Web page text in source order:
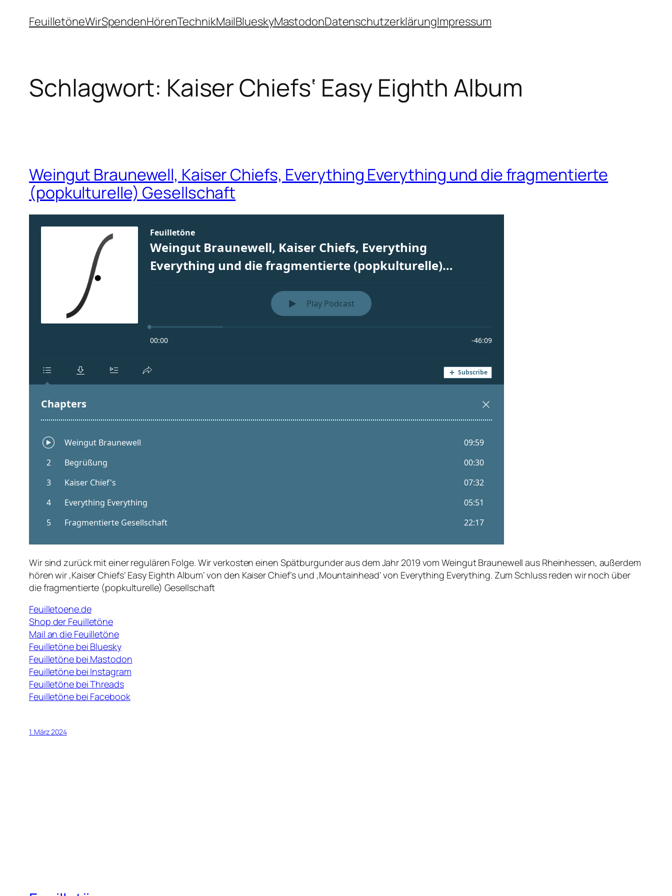
InhaltFeuilletöneWirSpendenHörenTechnikMailBlueskyMastodonDatenschutzerklärungImpressum
Schlagwort: Kaiser Chiefs‘ Easy Eighth Album
Weingut Braunewell, Kaiser Chiefs, Everything Everything und die fragmentierte
(popkulturelle) Gesellschaft
Wir sind zurück mit einer regulären Folge. Wir verkosten einen Spätburgunder aus dem Jahr 2019 vom Weingut Braunewell aus Rheinhessen, außerdem
hören wir ‚Kaiser Chiefs‘ Easy Eighth Album‘ von den Kaiser Chief’s und ‚Mountainhead‘ von Everything Everything. Zum Schluss reden wir noch über
die fragmentierte (popkulturelle) Gesellschaft
Feuilletoene.de
Shop der Feuilletöne
Mail an die Feuilletöne
Feuilletöne bei Bluesky
Feuilletöne bei Mastodon
Feuilletöne bei Instagram
Feuilletöne bei Threads
Feuilletöne bei Facebook
1. März 2024